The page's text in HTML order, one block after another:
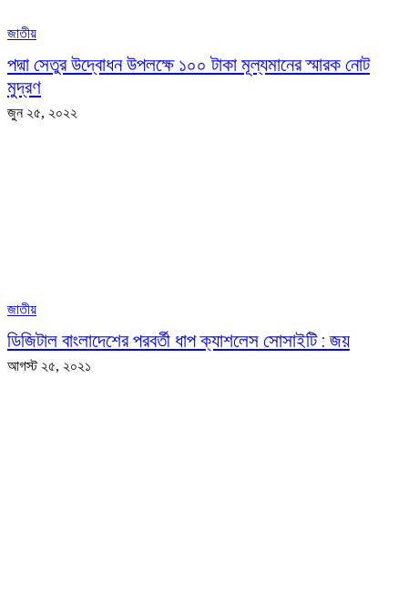
জাতীয়
পদ্মা সেতুর উদ্বোধন উপলক্ষে ১০০ টাকা মূল্যমানের স্মারক নোট
মুদ্রণ
জুন ২৫, ২০২২
জাতীয়
ডিজিটাল বাংলাদেশের পরবর্তী ধাপ ক্যাশলেস সোসাইটি : জয়
আগস্ট ২৫, ২০২১